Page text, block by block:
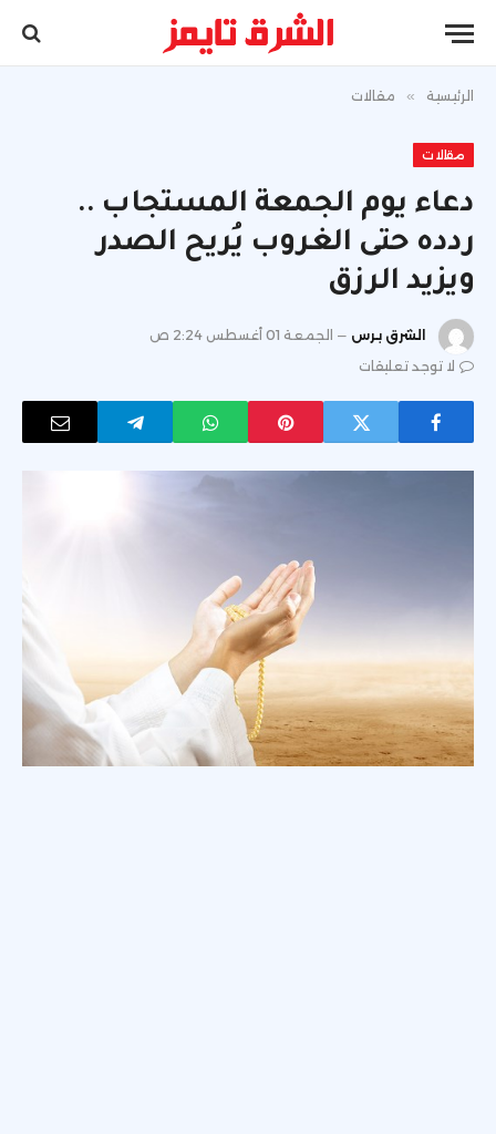
الرئيسية » مقالات
مقالات
دعاء يوم الجمعة المستجاب ..
ردده حتى الغروب يُريح الصدر
ويزيد الرزق
الشرق برس
الجمعة 01 أغسطس 2:24 ص
لا توجد تعليقات